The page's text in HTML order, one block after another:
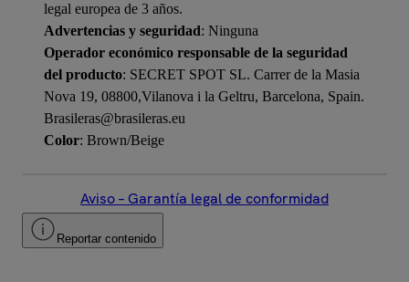
legal europea de 3 años.
Advertencias y seguridad: Ninguna
Operador económico responsable de la seguridad
del producto: SECRET SPOT SL. Carrer de la Masia
Nova 19, 08800,Vilanova i la Geltru, Barcelona, Spain.
Brasileras@brasileras.eu
Color: Brown/Beige
Aviso – Garantía legal de conformidad
Reportar contenido